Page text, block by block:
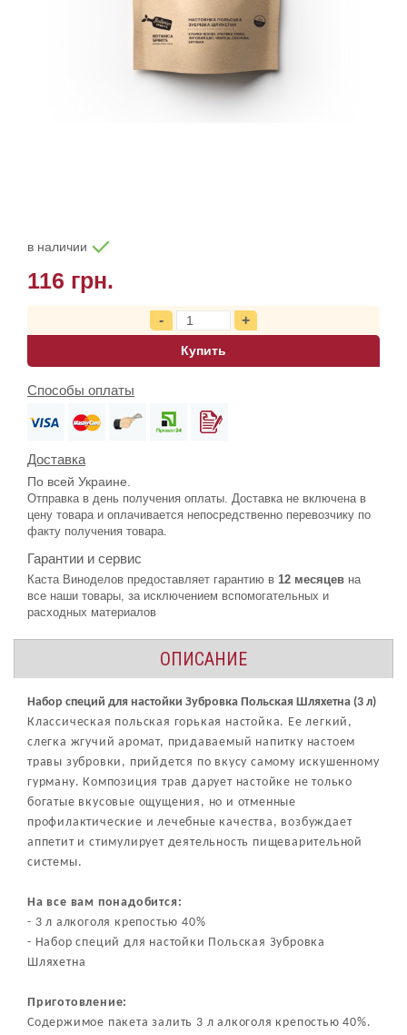
в наличии
116 грн.
Купить
Способы оплаты
Доставка
По всей Украине.
Отправка в день получения оплаты. Доставка не включена в
цену товара и оплачивается непосредственно перевозчику по
факту получения товара.
Гарантии и сервис
Каста Виноделов предоставляет гарантию в 12 месяцев на
все наши товары, за исключением вспомогательных и
расходных материалов
ОПИСАНИЕ
Набор специй для настойки Зубровка Польская Шляхетна (3 л)
Классическая польская горькая настойка. Ее легкий,
слегка жгучий аромат, придаваемый напитку настоем
травы зубровки, прийдется по вкусу самому искушенному
гурману. Композиция трав дарует настойке не только
богатые вкусовые ощущения, но и отменные
профилактические и лечебные качества, возбуждает
аппетит и стимулирует деятельность пищеварительной
системы.
На все вам понадобится:
- 3 л алкоголя крепостью 40%
- Набор специй для настойки Польская Зубровка
Шляхетна
Приготовление:
Содержимое пакета залить 3 л алкоголя крепостью 40%.